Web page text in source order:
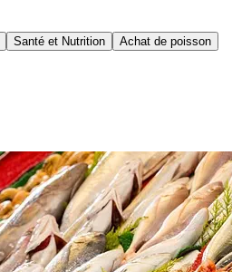
Santé et Nutrition
Achat de poisson